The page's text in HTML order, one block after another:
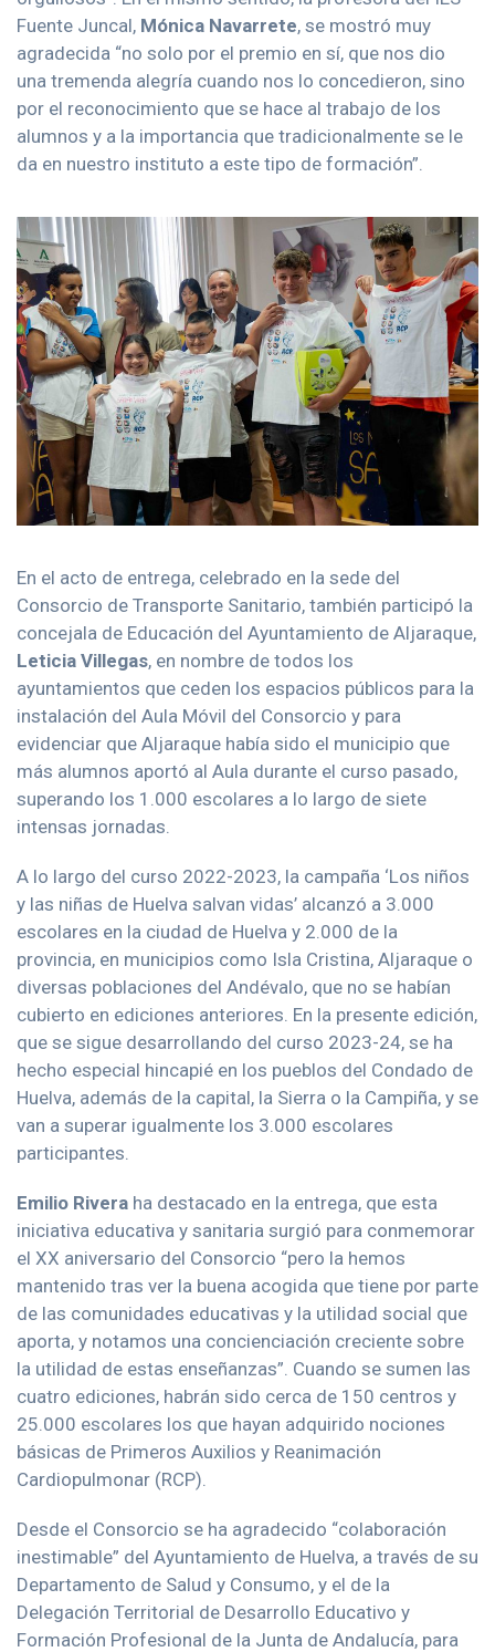
Fuente Juncal, Mónica Navarrete, se mostró muy
agradecida “no solo por el premio en sí, que nos dio
una tremenda alegría cuando nos lo concedieron, sino
por el reconocimiento que se hace al trabajo de los
alumnos y a la importancia que tradicionalmente se le
da en nuestro instituto a este tipo de formación”.
En el acto de entrega, celebrado en la sede del
Consorcio de Transporte Sanitario, también participó la
concejala de Educación del Ayuntamiento de Aljaraque,
Leticia Villegas, en nombre de todos los
ayuntamientos que ceden los espacios públicos para la
instalación del Aula Móvil del Consorcio y para
evidenciar que Aljaraque había sido el municipio que
más alumnos aportó al Aula durante el curso pasado,
superando los 1.000 escolares a lo largo de siete
intensas jornadas.
A lo largo del curso 2022-2023, la campaña ‘Los niños
y las niñas de Huelva salvan vidas’ alcanzó a 3.000
escolares en la ciudad de Huelva y 2.000 de la
provincia, en municipios como Isla Cristina, Aljaraque o
diversas poblaciones del Andévalo, que no se habían
cubierto en ediciones anteriores. En la presente edición,
que se sigue desarrollando del curso 2023-24, se ha
hecho especial hincapié en los pueblos del Condado de
Huelva, además de la capital, la Sierra o la Campiña, y se
van a superar igualmente los 3.000 escolares
participantes.
Emilio Rivera ha destacado en la entrega, que esta
iniciativa educativa y sanitaria surgió para conmemorar
el XX aniversario del Consorcio “pero la hemos
mantenido tras ver la buena acogida que tiene por parte
de las comunidades educativas y la utilidad social que
aporta, y notamos una concienciación creciente sobre
la utilidad de estas enseñanzas”. Cuando se sumen las
cuatro ediciones, habrán sido cerca de 150 centros y
25.000 escolares los que hayan adquirido nociones
básicas de Primeros Auxilios y Reanimación
Cardiopulmonar (RCP).
Desde el Consorcio se ha agradecido “colaboración
inestimable” del Ayuntamiento de Huelva, a través de su
Departamento de Salud y Consumo, y el de la
Delegación Territorial de Desarrollo Educativo y
Formación Profesional de la Junta de Andalucía, para